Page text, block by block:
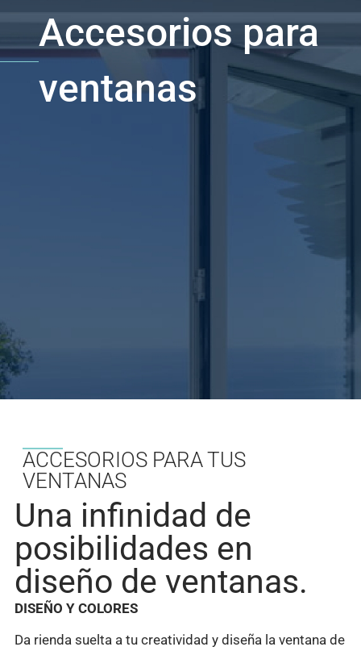
Accesorios para
ventanas
ACCESORIOS PARA TUS
VENTANAS
Una infinidad de
posibilidades en
diseño de ventanas.
DISEÑO Y COLORES
Da rienda suelta a tu creatividad y diseña la ventana de